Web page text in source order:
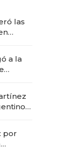
las
a la
por